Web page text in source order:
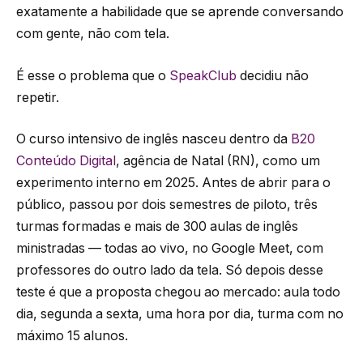
exatamente a habilidade que se aprende conversando
com gente, não com tela.
É esse o problema que o SpeakClub decidiu não
repetir.
O curso intensivo de inglês nasceu dentro da B20
Conteúdo Digital , agência de Natal (RN), como um
experimento interno em 2025. Antes de abrir para o
público, passou por dois semestres de piloto, três
turmas formadas e mais de 300 aulas de inglês
ministradas — todas ao vivo, no Google Meet, com
professores do outro lado da tela. Só depois desse
teste é que a proposta chegou ao mercado: aula todo
dia, segunda a sexta, uma hora por dia, turma com no
máximo 15 alunos.